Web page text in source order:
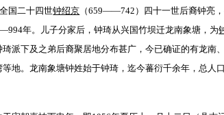
全国二十四世钟绍京 （659——742）四十一世后裔钟亮
年。儿子分家后，钟琦从兴国竹坝迁龙南象塘，为
派下及之弟后裔聚居地分布甚广，今已确证的有龙南
地。龙南象塘钟姓始于钟琦，迄今蕃衍千余年，总人